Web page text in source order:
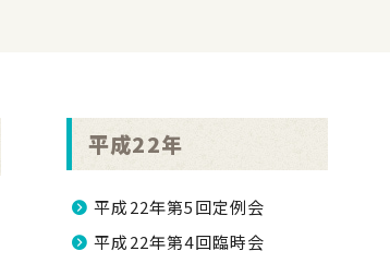
平成22年
平成22年第5回定例会
平成22年第4回臨時会